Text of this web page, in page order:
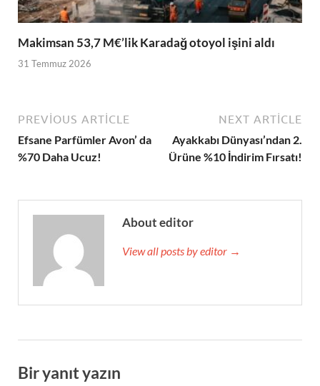
Makimsan 53,7 M€’lik Karadağ otoyol işini aldı
31 Temmuz 2026
PREVIOUS ARTICLE
Efsane Parfümler Avon’ da
%70 Daha Ucuz!
NEXT ARTICLE
Ayakkabı Dünyası’ndan 2.
Ürüne %10 İndirim Fırsatı!
About editor
View all posts by editor →
Bir yanıt yazın